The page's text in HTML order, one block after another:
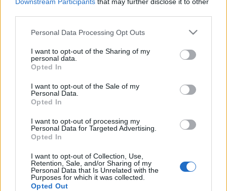
Downstream Participants that may further disclose it to other
Please note that this website/app uses one or more Google
not limited to your visit or usage behaviour. You may click to
grant or deny consent to Google and its third-party tags to
use your data for below specified purposes in below Google
consent section.
Personal Data Processing Opt Outs
I want to opt-out of the Sharing of my
personal data.
Opted In
I want to opt-out of the Sale of my
Personal Data.
Opted In
I want to opt-out of processing my
Personal Data for Targeted Advertising.
Opted In
I want to opt-out of Collection, Use,
Retention, Sale, and/or Sharing of my
Personal Data that Is Unrelated with the
Purposes for which it was collected.
Opted Out
•2016. október 27.
Aki jelen lehetett 1995. október 20-án a Szegedi
Nemzeti Színház Turandot premierjén, sohasem
fogja elfelejteni azt az estét. Egy ember életében
meglehetősen ritkán adódik olyan alkalom, amikor
megérzi, hogy egy történelmi pillanat részese, egy
műfaj történetében még kevésbé gyakoriak az efféle